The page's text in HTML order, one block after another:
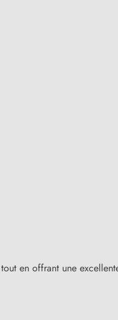
en offrant une